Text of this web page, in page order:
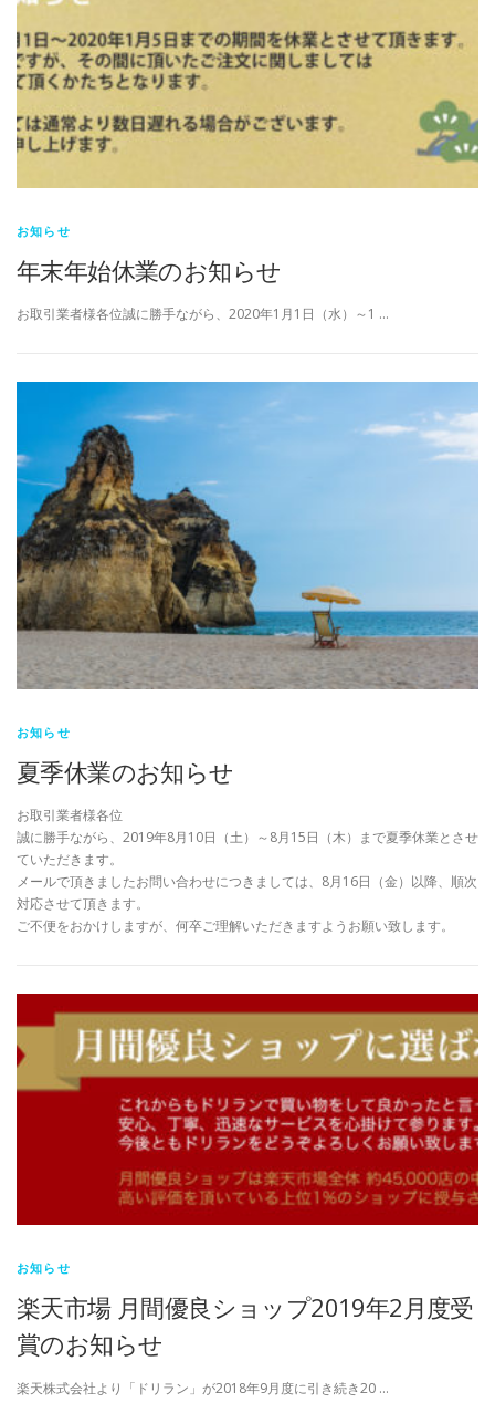
お知らせ
年末年始休業のお知らせ
お取引業者様各位誠に勝手ながら、2020年1月1日（水）～1 …
お知らせ
夏季休業のお知らせ
お取引業者様各位
誠に勝手ながら、2019年8月10日（土）～8月15日（木）まで夏季休業とさせ
ていただきます。
メールで頂きましたお問い合わせにつきましては、8月16日（金）以降、順次
対応させて頂きます。
ご不便をおかけしますが、何卒ご理解いただきますようお願い致します。
お知らせ
楽天市場 月間優良ショップ2019年2月度受
賞のお知らせ
楽天株式会社より「ドリラン」が2018年9月度に引き続き20 …